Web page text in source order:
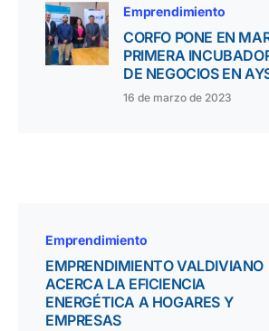
Emprendimiento
CORFO PONE EN
PRIMERA
DE NEGOCIOS EN
16 de marzo de 2023
Emprendimiento
EMPRENDIMIENTO VALDIVIANO
ACERCA LA EFICIENCIA
ENERGÉTICA A HOGARES Y
EMPRESAS